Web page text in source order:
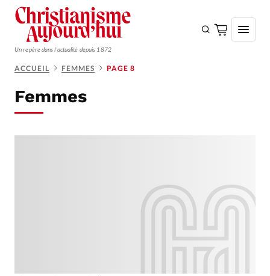
Un repère dans l'actualité depuis 1872
Monde
ACCUEIL FEMMES PAGE 8
Femmes